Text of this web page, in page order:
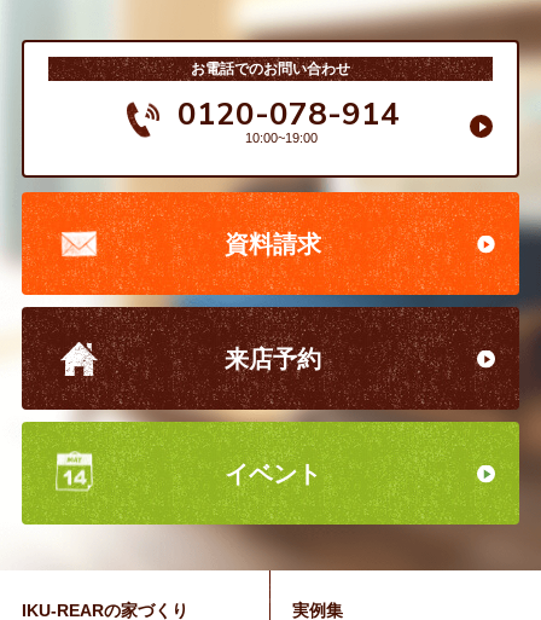
お電話でのお問い合わせ
0120-078-914
10:00~19:00
資料請求
来店予約
イベント
IKU-REARの家づくり 実例集